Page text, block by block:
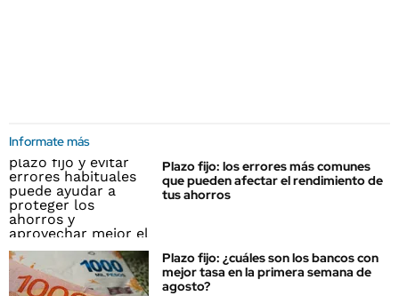
Informate más
Plazo fijo: los errores más comunes
que pueden afectar el rendimiento de
tus ahorros
Plazo fijo: ¿cuáles son los bancos con
mejor tasa en la primera semana de
agosto?